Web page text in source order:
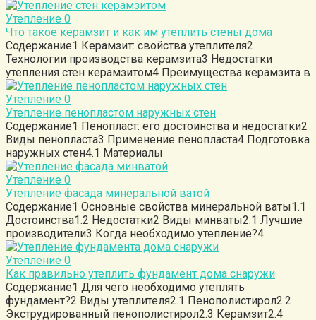
Утепление 0
Что такое керамзит и как им утеплить стены дома
Содержание1 Керамзит: свойства утеплителя2
Технологии производства керамзита3 Недостатки
утепления стен керамзитом4 Преимущества керамзита в
Утепление 0
Утепление пенопластом наружных стен
Содержание1 Пенопласт: его достоинства и недостатки2
Виды пенопласта3 Применение пенопласта4 Подготовка
наружных стен4.1 Материалы
Утепление 0
Утепление фасада минеральной ватой
Содержание1 Основные свойства минеральной ваты1.1
Достоинства1.2 Недостатки2 Виды минваты2.1 Лучшие
производители3 Когда необходимо утепление?4
Утепление 0
Как правильно утеплить фундамент дома снаружи
Содержание1 Для чего необходимо утеплять
фундамент?2 Виды утеплителя2.1 Пенополистирол2.2
Экструдированный пенополистирол2.3 Керамзит2.4